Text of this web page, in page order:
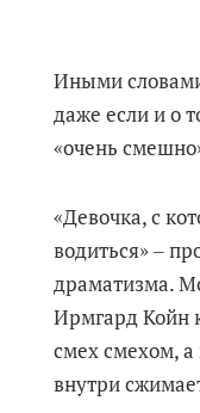
Иными
даже если и о
«очень
«Девочка, с
водиться» ‒
драматизма.
Ирмгард Койн
смех смехом, а
внутри